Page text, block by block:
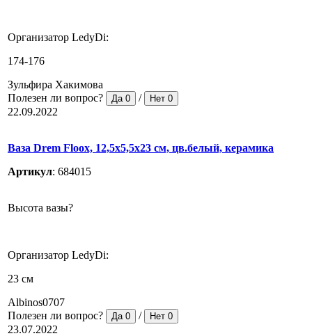
Организатор LedyDi:
174-176
Зульфира Хакимова
Полезен ли вопрос?
Да 0 / Нет 0
22.09.2022
Ваза Drem Floox, 12,5х5,5х23 см, цв.белый, керамика
Артикул: 684015
Высота вазы?
Организатор LedyDi:
23 см
Albinos0707
Полезен ли вопрос?
Да 0 / Нет 0
23.07.2022